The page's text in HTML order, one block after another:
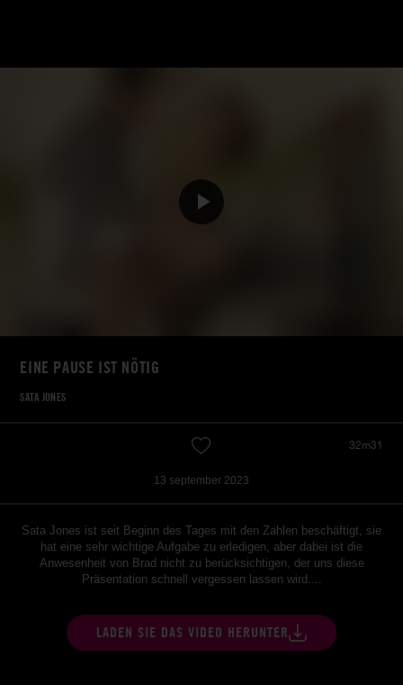
EINE PAUSE IST NÖTIG
SATA JONES
32m31
13 september 2023
Sata Jones ist seit Beginn des Tages mit den Zahlen beschäftigt, sie
hat eine sehr wichtige Aufgabe zu erledigen, aber dabei ist die
Anwesenheit von Brad nicht zu berücksichtigen, der uns diese
Präsentation schnell vergessen lassen wird....
LADEN SIE DAS VIDEO HERUNTER